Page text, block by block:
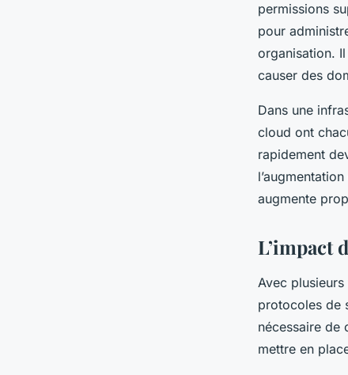
permissions
pour
organisation.
causer des
Dans une
cloud ont
rapidement
augmente
L’impact
Avec
protocoles de
nécessaire de
mettre en